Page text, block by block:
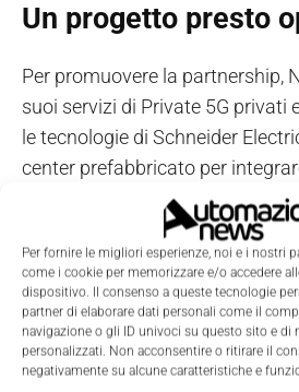
Per fornire le migliori esperienze, noi e i nostri
come i cookie per memorizzare e/o accedere
dispositivo. Il consenso a queste tecnologie
partner di elaborare dati personali come il
navigazione o gli ID univoci su questo sito e di
personalizzati. Non acconsentire o ritirare il
negativamente su alcune caratteristiche e
Un progetto presto
Per promuovere la partnership,
suoi servizi di Private 5G privati
le tecnologie di Schneider
center prefabbricato per
offerta edge utilizzando
Quest’ultimo potrebbe essere
negli stabilimenti Schneider
trimestre 2022.